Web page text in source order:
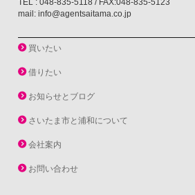
TEL : 048-835-5118 / FAX:048-835-5123
mail: info@agentsaitama.co.jp
買いたい
借りたい
お知らせとブログ
さいたま市と浦和について
会社案内
お問い合わせ